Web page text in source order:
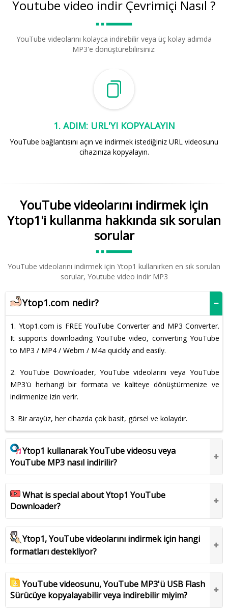
Youtube video indir Çevrimiçi Nasıl ?
YouTube videolarını kolayca indirebilir veya üç kolay adımda
MP3'e dönüştürebilirsiniz:
1. ADIM: URL'YI KOPYALAYIN
YouTube bağlantısını açın ve indirmek istediğiniz URL videosunu
cihazınıza kopyalayın.
YouTube videolarını indirmek için
Ytop1'i kullanma hakkında sık sorulan
sorular
YouTube videolarını indirmek için Ytop1 kullanırken en sık sorulan
sorular, Youtube video indir MP3
Ytop1.com nedir?
1. Ytop1.com is FREE YouTube Converter and MP3 Converter.
It supports downloading YouTube video, converting YouTube
to MP3 / MP4 / Webm / M4a quickly and easily.
2. YouTube Downloader, YouTube videolarını veya YouTube
MP3'ü herhangi bir formata ve kaliteye dönüştürmenize ve
indirmenize izin verir.
3. Bir arayüz, her cihazda çok basit, görsel ve kolaydır.
Ytop1 kullanarak YouTube videosu veya
YouTube MP3 nasıl indirilir?
What is special about Ytop1 YouTube
Downloader?
Ytop1, YouTube videolarını indirmek için hangi
formatları destekliyor?
YouTube videosunu, YouTube MP3'ü USB Flash
Sürücüye kopyalayabilir veya indirebilir miyim?